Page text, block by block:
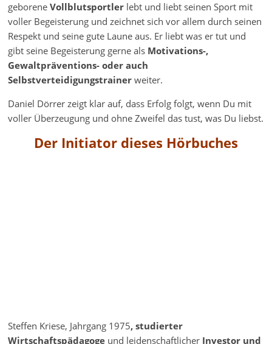
geboreneVollblutsportler lebt und liebt seinen Sport mit
voller Begeisterung und zeichnet sich vor allem durch seinen
Respekt und seine gute Laune aus. Er liebt was er tut und
gibt seine Begeisterung gerne als Motivations-,
Gewaltpräventions- oder auch
Selbstverteidigungstrainer weiter.
Daniel Dörrer zeigt klar auf, dass Erfolg folgt, wenn Du mit
voller Überzeugung und ohne Zweifel das tust, was Du liebst.
Der Initiator dieses Hörbuches
Steffen Kriese, Jahrgang 1975, studierter
Wirtschaftspädagoge und leidenschaftlicher Investor und